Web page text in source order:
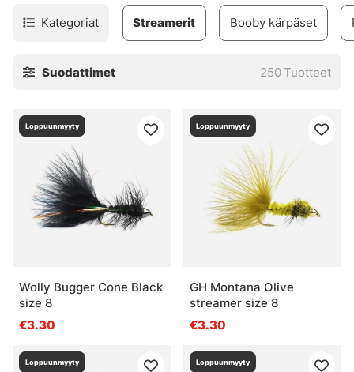
Kategoriat Booby kärpäset
Streamerit
Suodattimet 250 Tuotteet
Loppuunmyyty
Wolly Bugger Cone Black
size 8
€3.30
Loppuunmyyty
GH Montana Olive
streamer size 8
€3.30
Loppuunmyyty Loppuunmyyty